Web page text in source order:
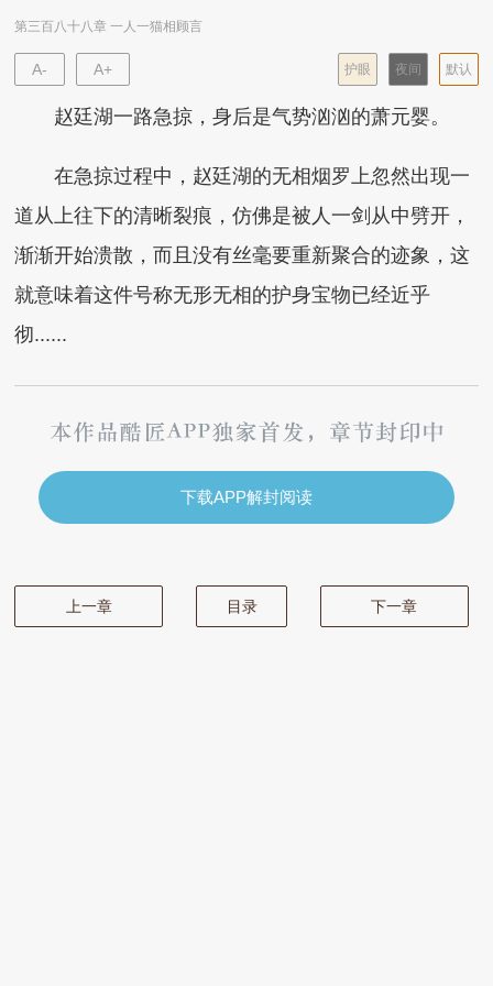
第三百八十八章 一人一猫相顾言
A- A+ 默认
夜间
护眼
赵廷湖一路急掠，身后是气势汹汹的萧元婴。
在急掠过程中，赵廷湖的无相烟罗上忽然出现一
道从上往下的清晰裂痕，仿佛是被人一剑从中劈开，
渐渐开始溃散，而且没有丝毫要重新聚合的迹象，这
就意味着这件号称无形无相的护身宝物已经近乎
彻......
下载APP解封阅读
上一章 目录 下一章